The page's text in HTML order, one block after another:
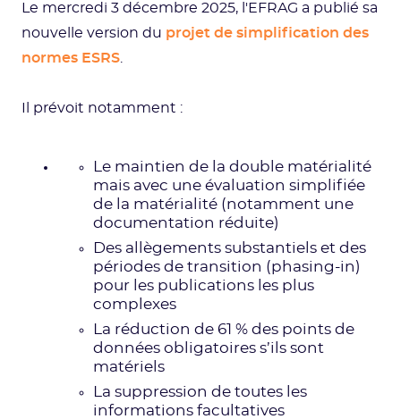
Le mercredi 3 décembre 2025, l'EFRAG a publié sa
nouvelle version du projet de simplification des
normes ESRS
Il prévoit notamment :
Le maintien de la double matérialité
mais avec une évaluation simplifiée
de la matérialité (notamment une
documentation réduite)
Des allègements substantiels et des
périodes de transition (phasing-in)
pour les publications les plus
complexes
La réduction de 61 % des points de
données obligatoires s’ils sont
matériels
La suppression de toutes les
informations facultatives